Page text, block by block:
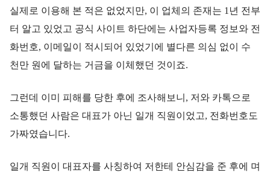
실제로 이용해 본 적은 없었지만, 이 업체의 존재는 1년 전부
터 알고 있었고 공식 사이트 하단에는 사업자등록 정보와 전
화번호, 이메일이 적시되어 있었기에 별다른 의심 없이 수
천만 원에 달하는 거금을 이체했던 것이죠.
그런데 이미 피해를 당한 후에 조사해보니, 저와 카톡으로
소통했던 사람은 대표가 아닌 일개 직원이었고, 전화번호도
가짜였습니다.
일개 직원이 대표자를 사칭하여 저한테 안심감을 준 후에 며